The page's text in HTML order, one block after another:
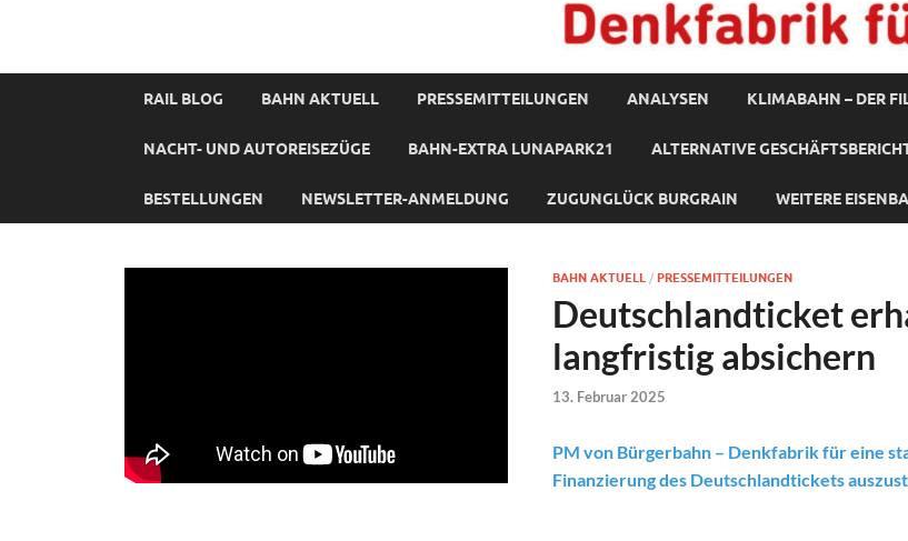
RAIL BLOG BAHN AKTUELL PRESSEMITTEILUNGEN ANALYSEN KLIMABAHN – DER
NACHT- UND AUTOREISEZÜGE BAHN-EXTRA LUNAPARK21 ALTERNATIVE
BESTELLUNGEN NEWSLETTER-ANMELDUNG ZUGUNGLÜCK BURGRAIN WEITERE
BAHN AKTUELL / PRESSEMITTEILUNGEN
Deutschlandticket
langfristig absichern
13. Februar 2025
PM von Bürgerbahn – Denkfabrik für eine
Finanzierung des Deutschlandtickets